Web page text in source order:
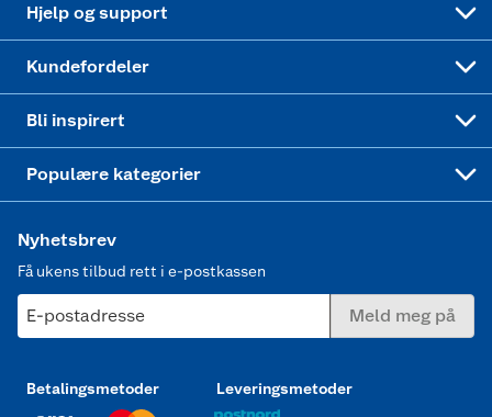
Hjelp og support
Kundefordeler
Bli inspirert
Populære kategorier
Nyhetsbrev
Få ukens tilbud rett i e-postkassen
E-postadresse Meld meg på
Betalingsmetoder Leveringsmetoder